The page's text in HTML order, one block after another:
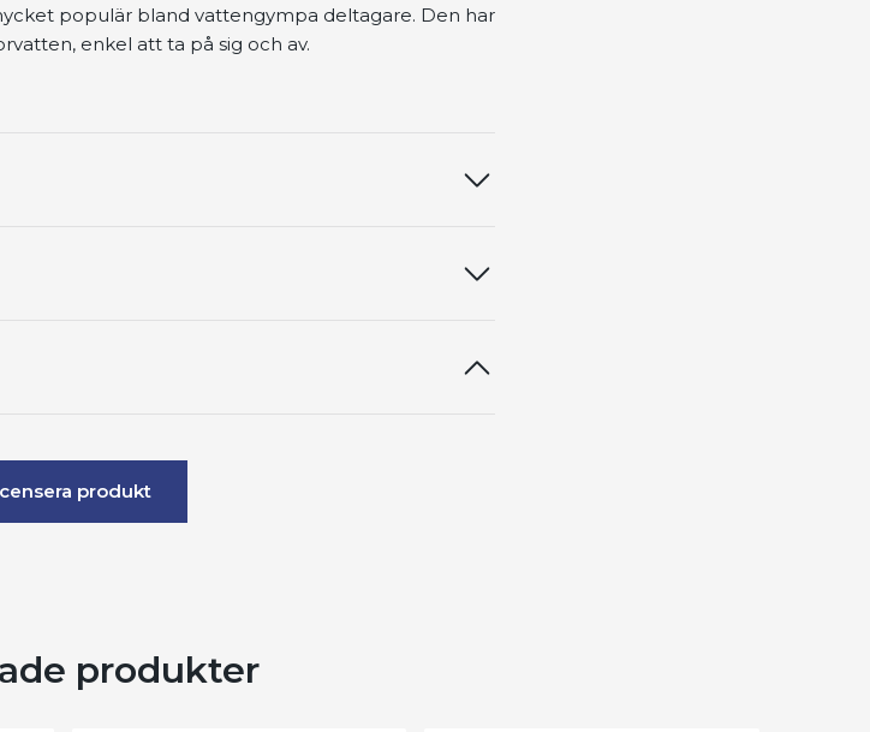
populär bland vattengympa deltagare. Den har
enkel att ta på sig och av.
produkt
produkter